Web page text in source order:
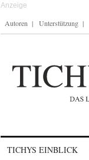
Autoren Unterstützung
TICHYS EINBLICK